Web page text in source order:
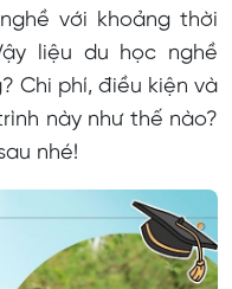
tốt?
được không?
với khoảng thời
liệu du học nghề
Chi phí, điều kiện và
này như thế nào?
nhé!